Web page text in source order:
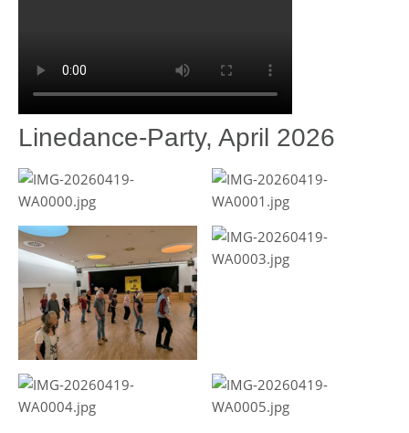
Linedance-Party, April 2026